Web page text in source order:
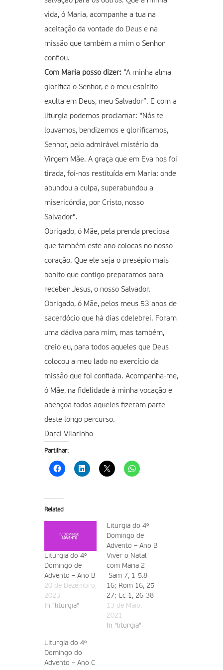
vida, ó Maria, acompanhe a tua na
aceitação da vontade do Deus e na
missão que também a mim o Senhor
confiou.
Com Maria posso dizer: “A minha alma
glorifica o Senhor, e o meu espírito
exulta em Deus, meu Salvador”. E com a
liturgia podemos proclamar: “Nós te
louvamos, bendizemos e glorificamos,
Senhor, pelo admirável mistério da
Virgem Mãe. A graça que em Eva nos foi
tirada, foi-nos restituída em Maria: onde
abundou a culpa, superabundou a
misericórdia, por Cristo, nosso
Salvador”.
Obrigado, ó Mãe, pela prenda preciosa
que também este ano colocas no nosso
coração. Que ele seja o presépio mais
bonito que contigo preparamos para
receber Jesus, o nosso Salvador.
Obrigado, ó Mãe, pelos meus 53 anos de
sacerdócio que há dias cdelebrei. Foram
uma dádiva para mim, mas também,
creio eu, para todos aqueles que Deus
colocou a meu lado no exercício da
missão que foi confiada. Acompanha-me,
ó Mãe, na fidelidade à minha vocação e
abençoa todos aqueles fizeram parte
deste longo percurso.
Darci Vilarinho
Partilhar:
Related
Liturgia do 4º
Domingo de
Advento – Ano B
20 de Dezembro,
2023
In "liturgia"
Liturgia do 4º
Domingo de
Advento – Ano B
Viver o Natal
com Maria 2
Sam 7, 1-5.8-
16; Rom 16, 25-
27; Lc 1, 26-38
1. Daqui a dias é
Natal. Mais uma
vez, dirás tu. É
13 de Maio,
2021
In "liturgia"
Liturgia do 4º
Domingo do
Advento – Ano C